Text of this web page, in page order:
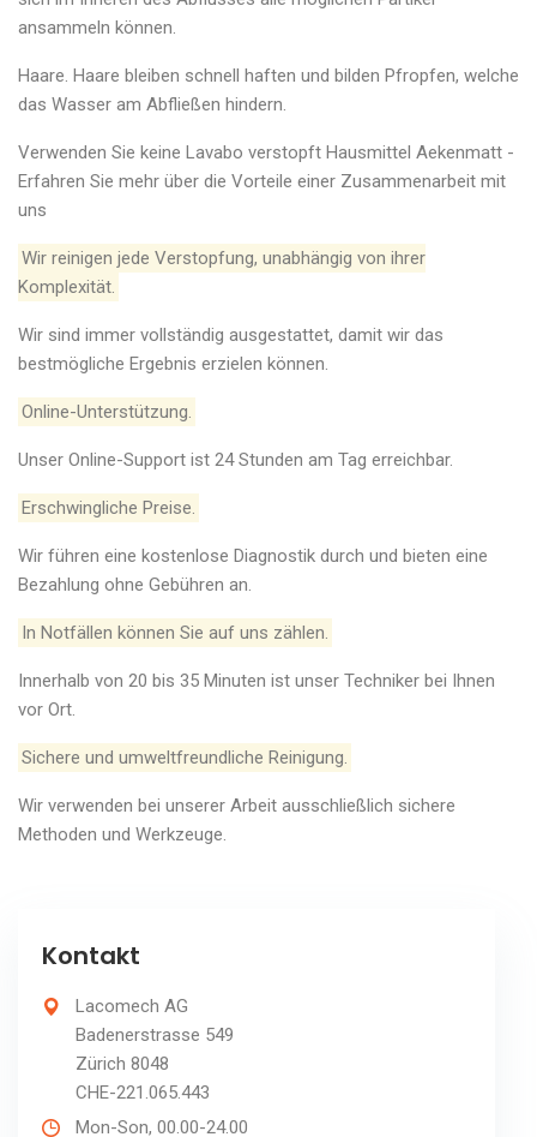
ansammeln können.
Haare. Haare bleiben schnell haften und bilden Pfropfen, welche
das Wasser am Abfließen hindern.
Verwenden Sie keine Lavabo verstopft Hausmittel Aekenmatt -
Erfahren Sie mehr über die Vorteile einer Zusammenarbeit mit
uns
Wir reinigen jede Verstopfung, unabhängig von ihrer
Komplexität.
Wir sind immer vollständig ausgestattet, damit wir das
bestmögliche Ergebnis erzielen können.
Online-Unterstützung.
Unser Online-Support ist 24 Stunden am Tag erreichbar.
Erschwingliche Preise.
Wir führen eine kostenlose Diagnostik durch und bieten eine
Bezahlung ohne Gebühren an.
In Notfällen können Sie auf uns zählen.
Innerhalb von 20 bis 35 Minuten ist unser Techniker bei Ihnen
vor Ort.
Sichere und umweltfreundliche Reinigung.
Wir verwenden bei unserer Arbeit ausschließlich sichere
Methoden und Werkzeuge.
Kontakt
Lacomech AG
Badenerstrasse 549
Zürich 8048
CHE-221.065.443
Mon-Son, 00.00-24.00